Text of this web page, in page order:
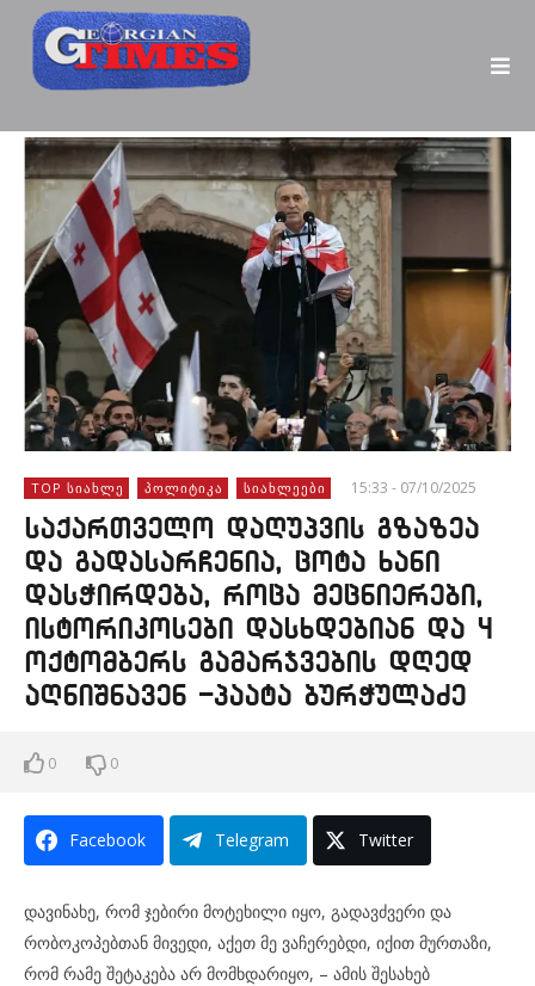
TOP ᲡᲘᲐᲮᲚᲔ ᲞᲝᲚᲘᲢᲘᲙᲐ ᲡᲘᲐᲮᲚᲔᲔᲑᲘ 15:33 - 07/10/2025
საქართველო დაღუპვის გზაზეა
და გადასარჩენია, ცოტა ხანი
დასჭირდება, როცა მეცნიერები,
ისტორიკოსები დასხდებიან და 4
ოქტომბერს გამარჯვების დღედ
აღნიშნავენ -პაატა ბურჭულაძე
0 0
Facebook Telegram Twitter
დავინახე, რომ ჯებირი მოტეხილი იყო, გადავძვერი და
რობოკოპებთან მივედი, აქეთ მე ვაჩერებდი, იქით მურთაზი,
რომ რამე შეტაკება არ მომხდარიყო, – ამის შესახებ